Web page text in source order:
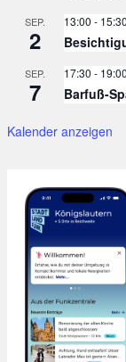
SEP.
2
13:00 - 15:30
SEP.
7
17:30 - 19:00
Barfuß-
Kalender anzeigen